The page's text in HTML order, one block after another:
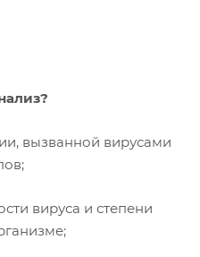
вызванной вирусами
вируса и степени